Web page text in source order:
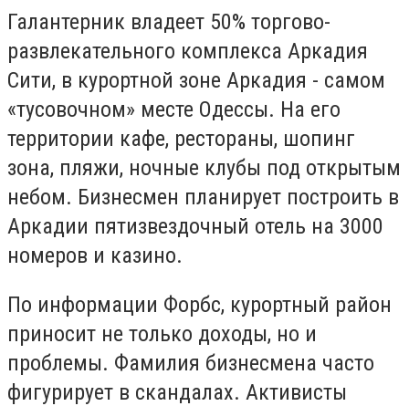
Галантерник владеет 50% торгово-
развлекательного комплекса Аркадия
Сити, в курортной зоне Аркадия - самом
«тусовочном» месте Одессы. На его
территории кафе, рестораны, шопинг
зона, пляжи, ночные клубы под открытым
небом. Бизнесмен планирует построить в
Аркадии пятизвездочный отель на 3000
номеров и казино.
По информации Форбс, курортный район
приносит не только доходы, но и
проблемы. Фамилия бизнесмена часто
фигурирует в скандалах. Активисты